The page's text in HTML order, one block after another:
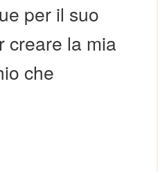
per il suo
creare la mia
che